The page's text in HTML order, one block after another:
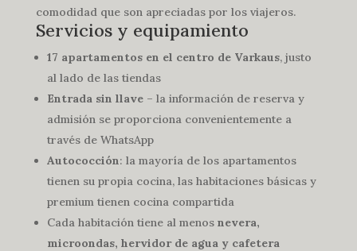
comodidad que son apreciadas por los viajeros.
Servicios y equipamiento
17 apartamentos en el centro de Varkaus, justo
al lado de las tiendas
Entrada sin llave– la información de reserva y
admisión se proporciona convenientemente a
través de WhatsApp
Autococción: la mayoría de los apartamentos
tienen su propia cocina, las habitaciones básicas y
premium tienen cocina compartida
Cada habitación tiene al menos nevera,
microondas, hervidor de agua y cafetera